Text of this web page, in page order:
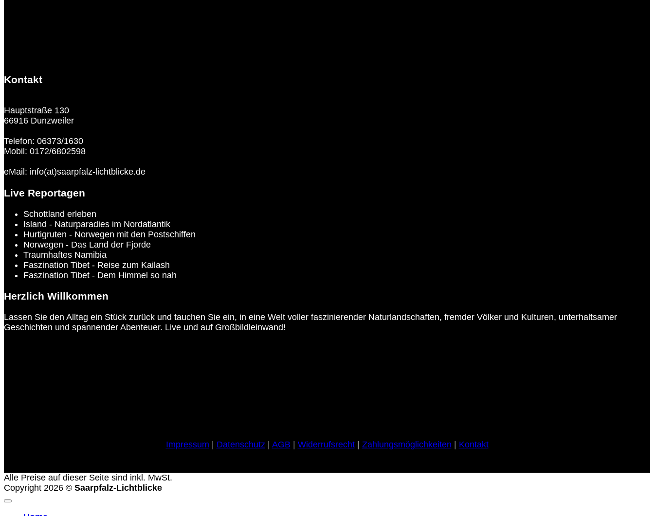
Kontakt
Hauptstraße 130
66916 Dunzweiler
Telefon: 06373/1630
Mobil: 0172/6802598
eMail: info(at)saarpfalz-lichtblicke.de
Live Reportagen
Schottland erleben
Island - Naturparadies im Nordatlantik
Hurtigruten - Norwegen mit den Postschiffen
Norwegen - Das Land der Fjorde
Traumhaftes Namibia
Faszination Tibet - Reise zum Kailash
Faszination Tibet - Dem Himmel so nah
Herzlich Willkommen
Lassen Sie den Alltag ein Stück zurück und tauchen Sie ein, in eine Welt voller faszinierender Naturlandschaften, fremder Völker und Kulturen, unterhaltsamer
Geschichten und spannender Abenteuer. Live und auf Großbildleinwand!
Impressum | Datenschutz | AGB | Widerrufsrecht| Zahlungsmöglichkeiten | Kontakt
Alle Preise auf dieser Seite sind inkl. MwSt.
Copyright 2026 © Saarpfalz-Lichtblicke